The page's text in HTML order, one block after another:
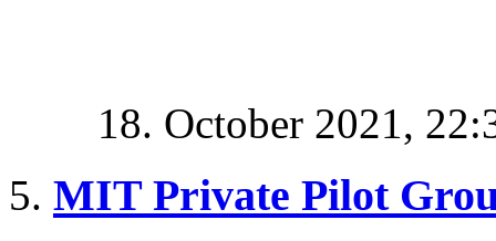
18. October 2021,
MIT Private Pilot